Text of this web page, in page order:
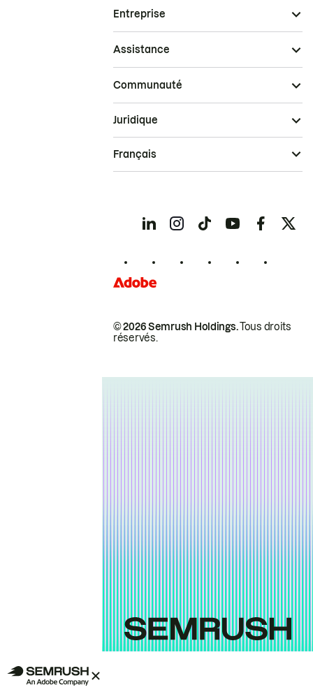
Entreprise
Assistance
Communauté
© 2026 Semrush Holdings.Tous droits
réservés.
Juridique
Français